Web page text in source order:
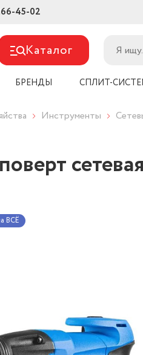
45-02
Каталог
БРЕНДЫ СПЛИТ-
Инструменты
ВСЁ